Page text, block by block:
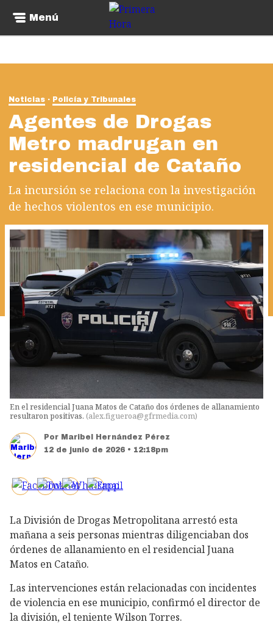
Menú
Noticias Policía y Tribunales
Agentes de Drogas
Metro madrugan en
residencial de Cataño
La incursión se relaciona con la investigación
de hechos violentos en ese municipio.
En el residencial Juana Matos de Cataño dos órdenes de allanamiento
resultaron positivas. (alex.figueroa@gfrmedia.com)
Por Maribel Hernández Pérez
12 de junio de 2026 • 12:18pm
La División de Drogas Metropolitana arrestó esta
mañana a seis personas mientras diligenciaban dos
órdenes de allanamiento en el residencial Juana
Matos en Cataño.
Las intervenciones están relacionadas con incidentes
de violencia en ese municipio, confirmó el director de
la división, el teniente Wilson Torres.